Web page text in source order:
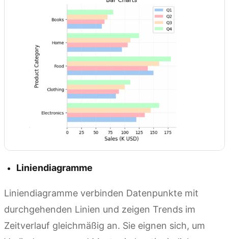
Liniendiagramme
Liniendiagramme verbinden Datenpunkte mit
durchgehenden Linien und zeigen Trends im
Zeitverlauf gleichmäßig an. Sie eignen sich, um